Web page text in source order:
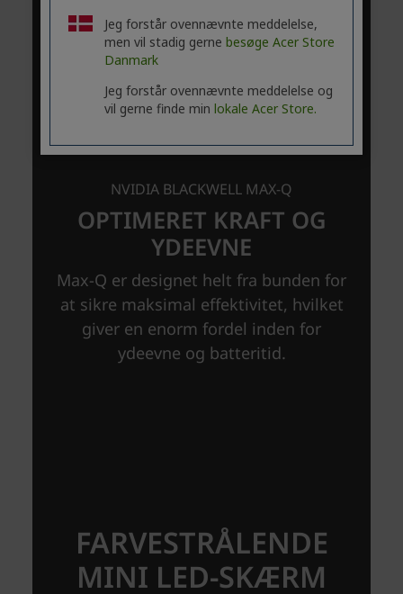
Jeg forstår ovennævnte meddelelse,
men vil stadig gerne besøge Acer Store
Danmark
Jeg forstår ovennævnte meddelelse og
vil gerne finde min lokale Acer Store.